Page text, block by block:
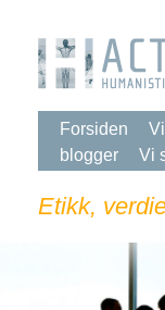
Forsiden
blogger
Vi
Etikk,